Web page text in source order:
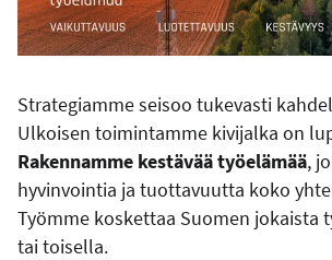
Strategiamme seisoo tukevasti
Ulkoisen toimintamme kivijalka on
Rakennamme kestävää työelämää,
hyvinvointia ja tuottavuutta koko
Työmme koskettaa Suomen jokaista
tai toisella.